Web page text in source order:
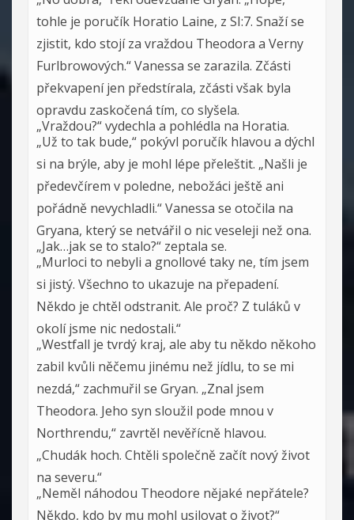
tohle je poručík Horatio Laine, z SI:7. Snaží se
zjistit, kdo stojí za vraždou Theodora a Verny
Furlbrowových.“ Vanessa se zarazila. Zčásti
překvapení jen předstírala, zčásti však byla
opravdu zaskočená tím, co slyšela.
„Vraždou?“ vydechla a pohlédla na Horatia.
„Už to tak bude,“ pokývl poručík hlavou a dýchl
si na brýle, aby je mohl lépe přeleštit. „Našli je
předevčírem v poledne, nebožáci ještě ani
pořádně nevychladli.“ Vanessa se otočila na
Gryana, který se netvářil o nic veseleji než ona.
„Jak…jak se to stalo?“ zeptala se.
„Murloci to nebyli a gnollové taky ne, tím jsem
si jistý. Všechno to ukazuje na přepadení.
Někdo je chtěl odstranit. Ale proč? Z tuláků v
okolí jsme nic nedostali.“
„Westfall je tvrdý kraj, ale aby tu někdo někoho
zabil kvůli něčemu jinému než jídlu, to se mi
nezdá,“ zachmuřil se Gryan. „Znal jsem
Theodora. Jeho syn sloužil pode mnou v
Northrendu,“ zavrtěl nevěřícně hlavou.
„Chudák hoch. Chtěli společně začít nový život
na severu.“
„Neměl náhodou Theodore nějaké nepřátele?
Někdo, kdo by mu mohl usilovat o život?“